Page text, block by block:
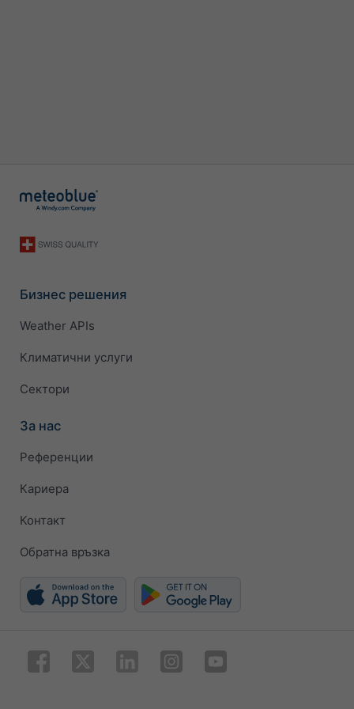
Бизнес решения
Weather APIs
Климатични услуги
Сектори
За нас
Референции
Кариера
Контакт
Обратна връзка